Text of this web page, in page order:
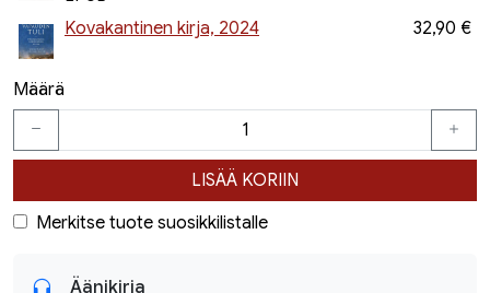
Kovakantinen kirja, 2024 32,90 €
Määrä
LISÄÄ KORIIN
Merkitse tuote suosikkilistalle
Äänikirja